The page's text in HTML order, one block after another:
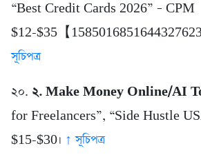
“Best Credit Cards 2026” – CPM
$12-$35【
সূচিপত্র
২০. ২. Make Money Online/AI
for Freelancers”, “Side Hustle
$15-$30। ↑ সূচিপত্র